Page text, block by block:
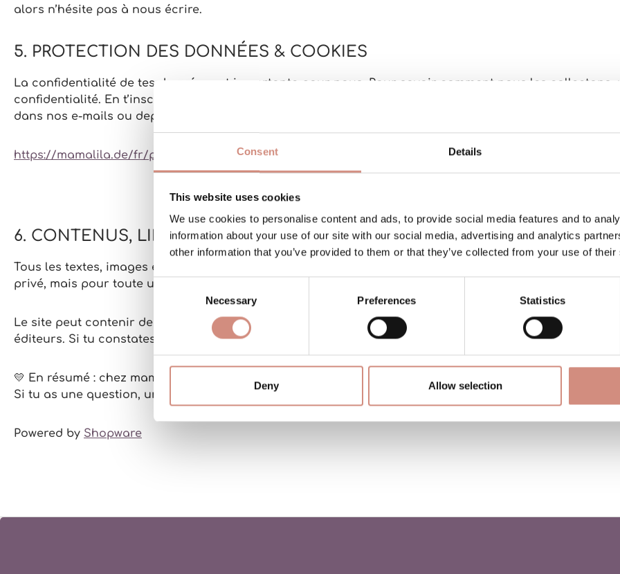
Consent Details
This website uses cookies
We use cookies to personalise content and ads, to provide social media features and to
information about your use of our site with our social media, advertising and analytics
other information that you’ve provided to them or that they’ve collected from your use of
Consent
Necessary Preferences Statistics
Deny Allow selection
alors n’hésite pas à nous écrire.
5. PROTECTION DES DONNÉES & COOKIES
La confidentialité de tes données est importante pour nous. Pour savoir comment nous les
confidentialité. En t’inscrivant à notre newsletter, tu acceptes de recevoir nos actualités et offres. Tu
dans nos e-mails ou depuis ton compte client.
https://mamalila.de/fr/protection-des-donnees/
6. CONTENUS, LIENS ET DROIT D’AUTEUR
Tous les textes, images et contenus présents sur ce site sont protégés par le droit d’auteur. Tu peux
privé, mais pour toute utilisation publique ou commerciale, il faut notre accord écrit.
Le site peut contenir des liens vers d’autres pages web : nous les sélectionnons avec soin, mais leur
éditeurs. Si tu constates un problème ou un contenu illicite, dis-le-nous, nous agirons rapidement.
💛 En résumé : chez mamalila, on aime la clarté, la confiance et le contact humain.
Si tu as une question, une remarque ou juste envie de nous dire bonjour, écris-nous : on sera ravies de
Powered by Shopware